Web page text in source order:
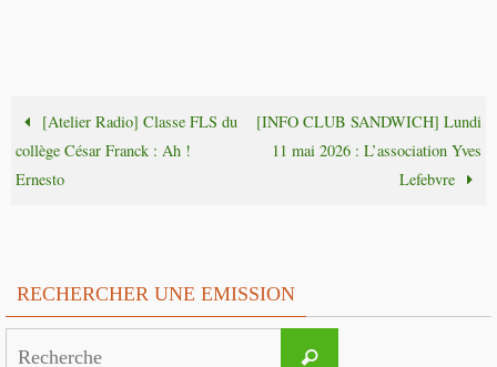
[Atelier Radio] Classe FLS du
collège César Franck : Ah !
Ernesto
[INFO CLUB SANDWICH] Lundi
11 mai 2026 : L’association Yves
Lefebvre
RECHERCHER UNE EMISSION
Recherche